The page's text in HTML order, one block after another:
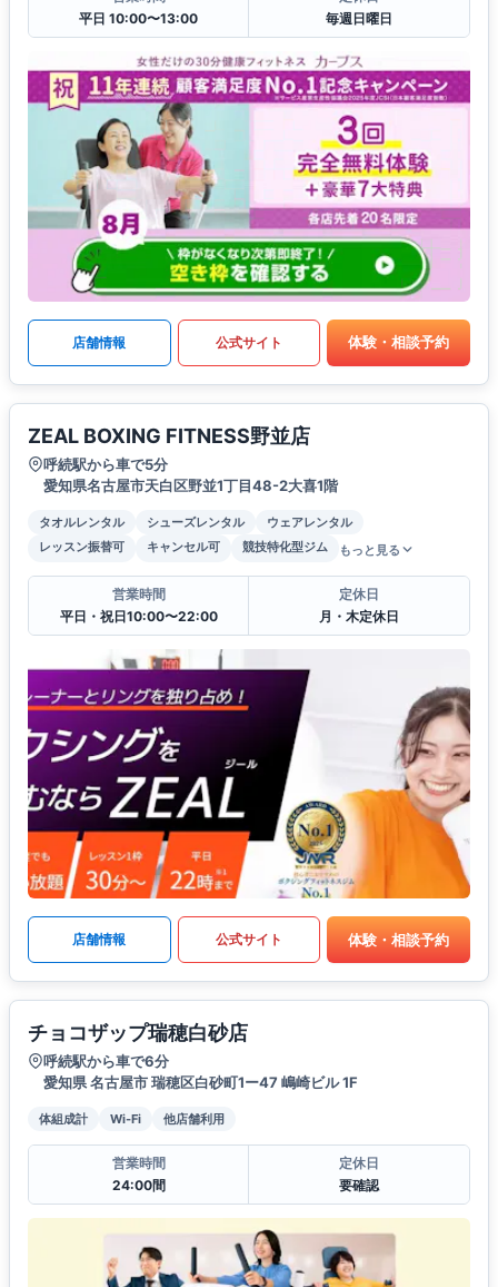
平日 10:00〜13:00
毎週日曜日
店舗情報 公式サイト 体験・相談予約
ZEAL BOXING FITNESS野並店
呼続駅から車で5分
愛知県名古屋市天白区野並1丁目48-2大喜1階
タオルレンタル シューズレンタル
ウェアレンタル
レッスン振替可
キャンセル可 競技特化型ジム もっと見る
営業時間
平日・祝日10:00〜22:00
定休日
月・木定休日
店舗情報 公式サイト 体験・相談予約
チョコザップ瑞穂白砂店
呼続駅から車で6分
愛知県 名古屋市 瑞穂区白砂町1ー47 嶋崎ビル 1F
体組成計 Wi-Fi 他店舗利用
営業時間
24:00間
定休日
要確認